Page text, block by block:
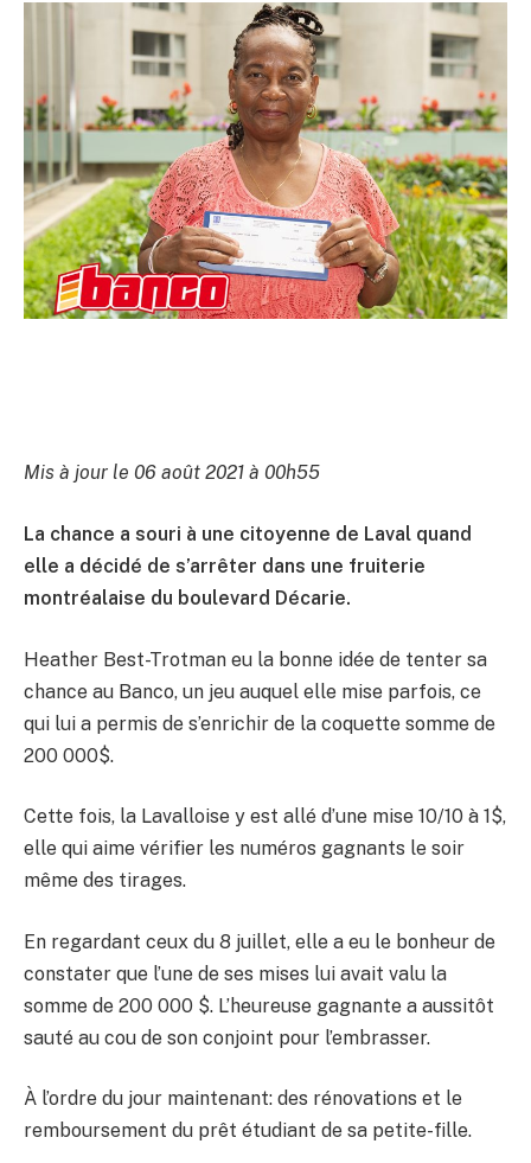
Mis à jour le 06 août 2021 à 00h55
La chance a souri à une citoyenne de Laval quand
elle a décidé de s’arrêter dans une fruiterie
montréalaise du boulevard Décarie.
Heather Best-Trotman eu la bonne idée de tenter sa
chance au Banco, un jeu auquel elle mise parfois, ce
qui lui a permis de s’enrichir de la coquette somme de
200 000$.
Cette fois, la Lavalloise y est allé d’une mise 10/10 à 1$,
elle qui aime vérifier les numéros gagnants le soir
même des tirages.
En regardant ceux du 8 juillet, elle a eu le bonheur de
constater que l’une de ses mises lui avait valu la
somme de 200 000 $. L’heureuse gagnante a aussitôt
sauté au cou de son conjoint pour l’embrasser.
À l’ordre du jour maintenant: des rénovations et le
remboursement du prêt étudiant de sa petite-fille.